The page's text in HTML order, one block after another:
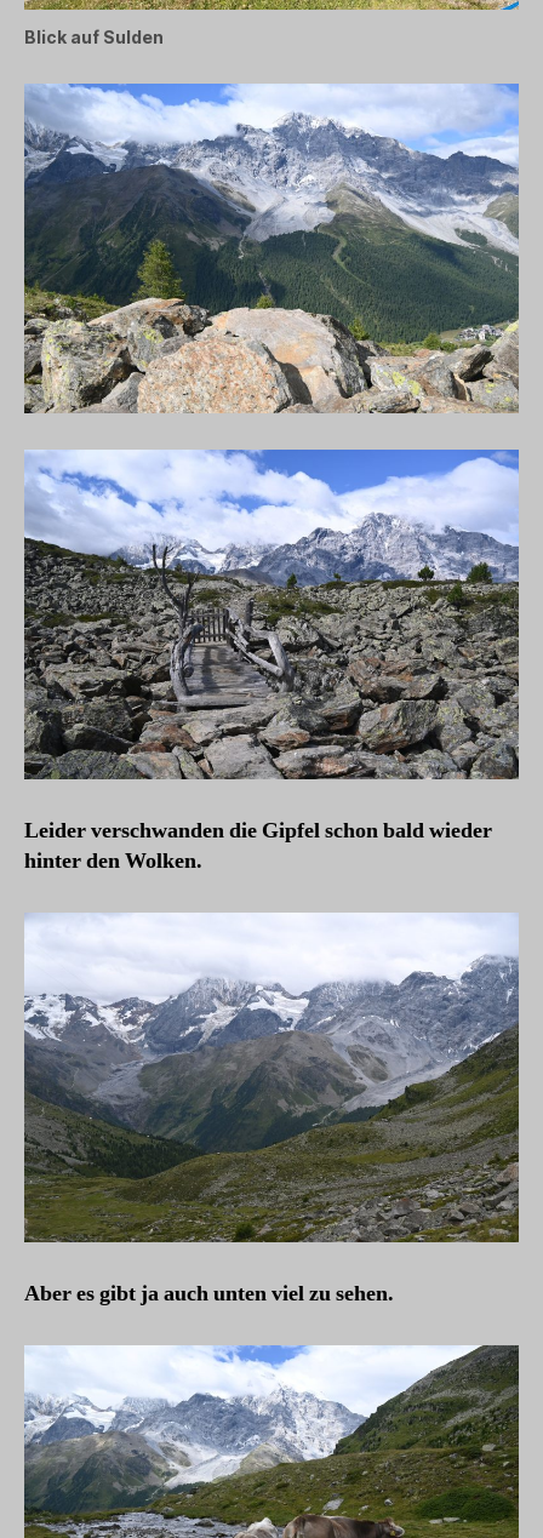
Blick auf Sulden
Leider verschwanden die Gipfel schon bald wieder
hinter den Wolken.
Aber es gibt ja auch unten viel zu sehen.